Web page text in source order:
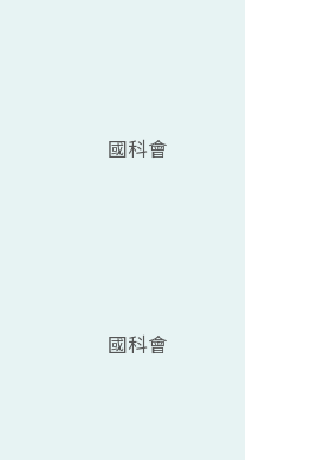
國科會
國科會